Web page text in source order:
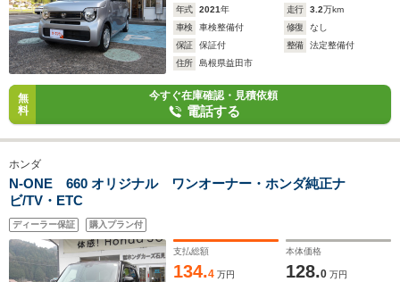
年式
2021年 走行 3.2万km
車検
車検整備付 修復
なし
保証
保証付 整備
法定整備付
住所
島根県益田市
無
料
今すぐ在庫確認・見積依頼
電話する
ホンダ
N-ONE 660 オリジナル ワンオーナー・ホンダ純正ナ
ビ/TV・ETC
ディーラー保証 購入プラン付
支払総額
134.4 万円
本体価格
128.0 万円